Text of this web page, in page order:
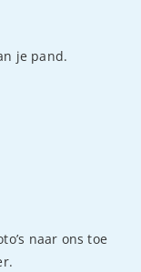
je pand.
naar ons toe